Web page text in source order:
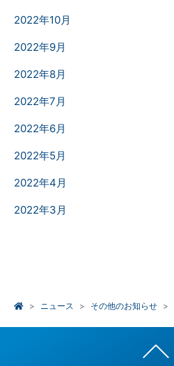
2022年10月
2022年9月
2022年8月
2022年7月
2022年6月
2022年5月
2022年4月
2022年3月
ニュース その他のお知らせ